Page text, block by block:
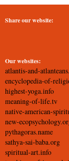
Share our website:
Our websites:
atlantis-and-
encyclopedia-of-
highest-yoga.info
meaning-of-life.tv
native-american-
new-
pythagoras.name
sathya-sai-baba.org
spiritual-art.info